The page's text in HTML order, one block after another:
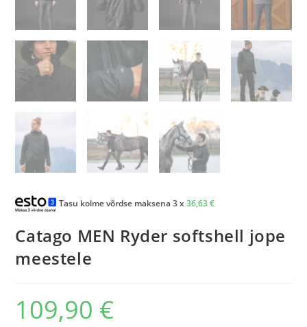
Tasu kolme võrdse maksena 3 x36,63€
Catago MEN Ryder softshell jope
meestele
109,90 €